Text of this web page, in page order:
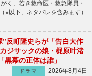
く、若き救命医・救急隊員・
※以下、ネタバレを含みます）
”反町隆史らが「告白大作
ジサックの娘・梶原叶渚
黒幕の正体は誰」
ドラマ
2026年8月4日